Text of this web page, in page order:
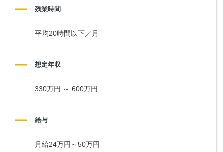
残業時間
平均20時間以下／月
想定年収
330万円 ～ 600万円
給与
月給24万円～50万円